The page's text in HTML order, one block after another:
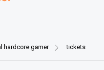
hardcore gamer tickets